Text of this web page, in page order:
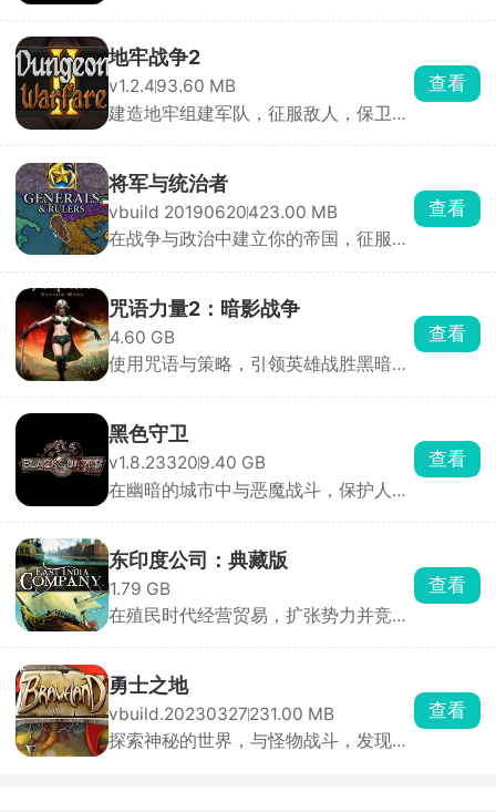
地牢战争2
v1.2.493.60 MB
建造地牢组建军队，征服敌人，保卫家
查看
将军与统治者
vbuild 20190620423.00 MB
在战争与政治中建立你的帝国，征服世
查看
咒语力量2：暗影战争
4.60 GB
使用咒语与策略，引领英雄战胜黑暗势
查看
黑色守卫
v1.8.233209.40 GB
在幽暗的城市中与恶魔战斗，保护人类
查看
东印度公司：典藏版
1.79 GB
在殖民时代经营贸易，扩张势力并竞争
查看
勇士之地
vbuild.20230327231.00 MB
探索神秘的世界，与怪物战斗，发现宝
查看